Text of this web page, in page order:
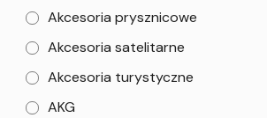
Akcesoria prysznicowe
Akcesoria satelitarne
Akcesoria turystyczne
AKG